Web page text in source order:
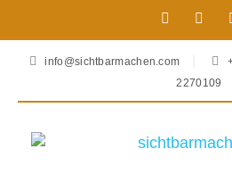
info@sichtbarmachen.com
2270109